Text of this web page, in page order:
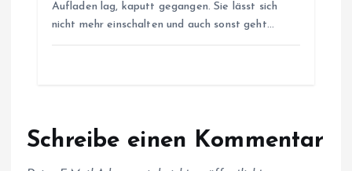
Aufladen lag, kaputt gegangen. Sie lässt sich
nicht mehr einschalten und auch sonst geht…
Schreibe einen Kommentar